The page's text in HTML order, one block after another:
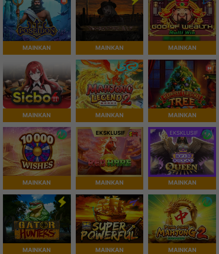
MAINKAN MAINKAN MAINKAN
MAINKAN MAINKAN MAINKAN
MAINKAN
EKSKLUSIF
MAINKAN
EKSKLUSIF
MAINKAN
MAINKAN MAINKAN MAINKAN